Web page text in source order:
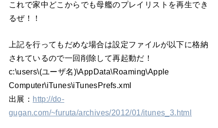
これで家中どこからでも母艦のプレイリストを再生でき
るぜ！！
上記を行ってもだめな場合は設定ファイルが以下に格納
されているので一回削除して再起動だ！
c:\users\(ユーザ名)\AppData\Roaming\Apple
Computer\iTunes\iTunesPrefs.xml
出展： http://do-
gugan.com/~furuta/archives/2012/01/itunes_3.html